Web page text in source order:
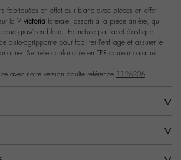
fabriquées en effet cuir blanc avec pièces en effet
la V victoria latérale, assorti à la pièce arrière, qui
gravé en blanc. Fermeture par lacet élastique,
auto-agrippante pour faciliter l'enfilage et assurer le
Semelle confortable en TPR couleur caramel.
avec notre version adulte référence 1126206